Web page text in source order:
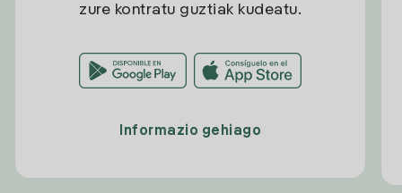
zure kontratu guztiak kudeatu.
Informazio gehiago